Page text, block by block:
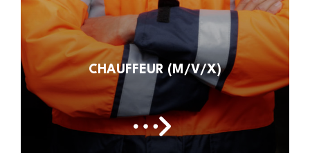
CHAUFFEUR (M/V/X)